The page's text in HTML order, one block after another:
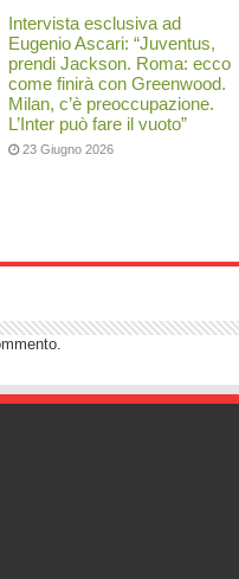
Intervista esclusiva ad
Eugenio Ascari: “Juventus,
prendi Jackson. Roma: ecco
come finirà con Greenwood.
Milan, c’è preoccupazione.
L’Inter può fare il vuoto”
23 Giugno 2026